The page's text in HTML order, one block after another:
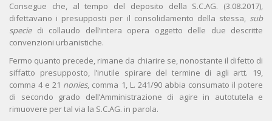
Consegue che, al tempo del deposito della S.C.AG. (3.08.2017),
difettavano i presupposti per il consolidamento della stessa, sub
speciedi collaudo dell’intera opera oggetto delle due descritte
convenzioni urbanistiche.
Fermo quanto precede, rimane da chiarire se, nonostante il difetto di
siffatto presupposto, l’inutile spirare del termine di agli artt. 19,
comma 4 e 21 nonies, comma 1, L. 241/90 abbia consumato il potere
di secondo grado dell’Amministrazione di agire in autotutela e
rimuovere per tal via la S.C.AG. in parola.